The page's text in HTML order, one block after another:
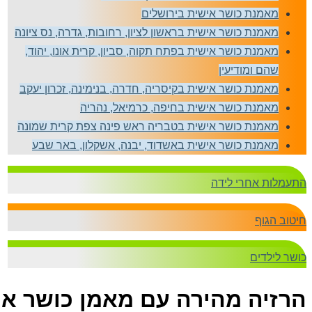
מאמנת כושר אישית בירושלים
מאמנת כושר אישית בראשון לציון, רחובות, גדרה, נס ציונה
מאמנת כושר אישית בפתח תקוה, סביון, קרית אונו, יהוד,
שהם ומודיעין
מאמנת כושר אישית בקיסריה, חדרה, בנימינה, זכרון יעקב
מאמנת כושר אישית בחיפה, כרמיאל, נהריה
מאמנת כושר אישית בטבריה ראש פינה צפת קרית שמונה
מאמנת כושר אישית באשדוד, יבנה, אשקלון, באר שבע
התעמלות אחרי לידה
חיטוב הגוף
כושר לילדים
הרזיה מהירה עם מאמן כושר